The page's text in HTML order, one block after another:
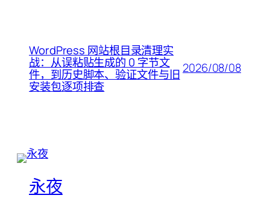
WordPress 网站根目录清理实
战：从误粘贴生成的 0 字节文
件，到历史脚本、验证文件与旧
安装包逐项排查
2026/08/08
永夜